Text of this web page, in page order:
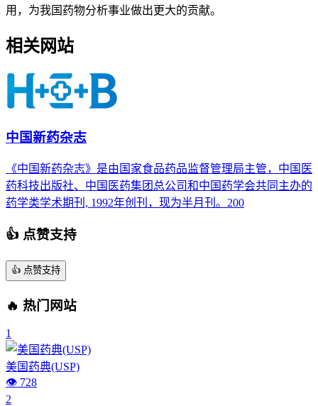
用，为我国药物分析事业做出更大的贡献。
相关网站
中国新药杂志
《中国新药杂志》是由国家食品药品监督管理局主管，中国医
药科技出版社、中国医药集团总公司和中国药学会共同主办的
药学类学术期刊, 1992年创刊，现为半月刊。200
👍 点赞支持
👍 点赞支持
🔥 热门网站
1
美国药典(USP)
👁️ 728
2